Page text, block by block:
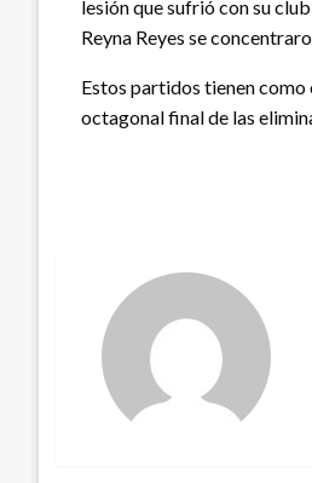
lesión que sufrió con su
Reyna Reyes se
Estos partidos tienen
octagonal final de las